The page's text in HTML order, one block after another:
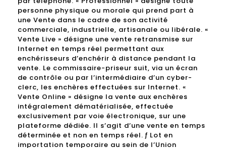
personne physique ou morale qui prend part à
une Vente dans le cadre de son activité
commerciale, industrielle, artisanale ou libérale. «
Vente Live » désigne une vente retransmise sur
Internet en temps réel permettant aux
enchérisseurs d’enchérir à distance pendant la
vente. Le commissaire-priseur suit, via un écran
de contrôle ou par l’intermédiaire d’un cyber-
clerc, les enchères effectuées sur Internet. «
Vente Online » désigne la vente aux enchères
intégralement dématérialisée, effectuée
exclusivement par voie électronique, sur une
plateforme dédiée. Il s’agit d’une vente en temps
déterminée et non en temps réel. ƒ Lot en
importation temporaire au sein de l’Union